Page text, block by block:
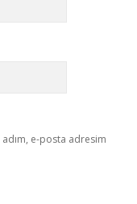
e-posta adresim